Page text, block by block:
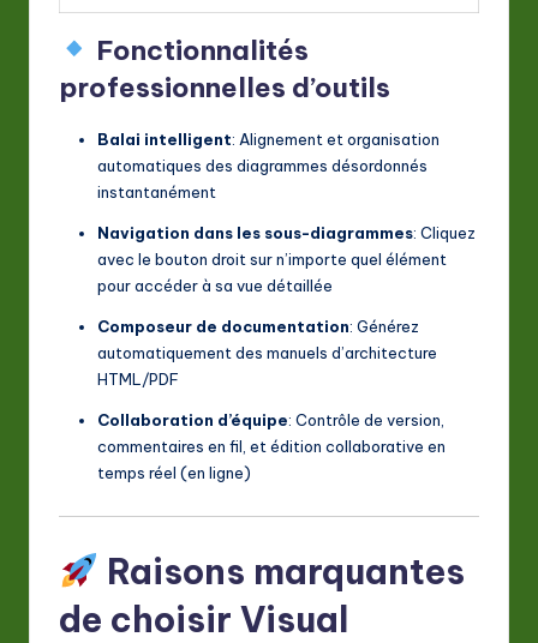
Fonctionnalités
professionnelles d’outils
Balai intelligent: Alignement et organisation
automatiques des diagrammes désordonnés
instantanément
Navigation dans les sous-diagrammes: Cliquez
avec le bouton droit sur n’importe quel élément
pour accéder à sa vue détaillée
Composeur de documentation: Générez
automatiquement des manuels d’architecture
HTML/PDF
Collaboration d’équipe: Contrôle de version,
commentaires en fil, et édition collaborative en
temps réel (en ligne)
Raisons marquantes
de choisir Visual